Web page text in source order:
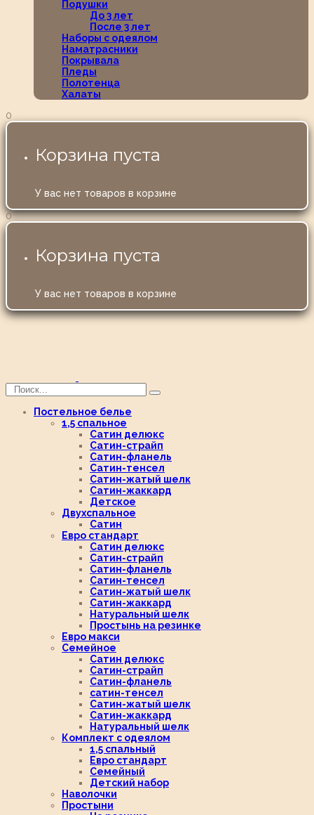
Подушки
До 3 лет
После 3 лет
Наборы с одеялом
Наматрасники
Покрывала
Пледы
Полотенца
Халаты
0
Корзина пуста
У вас нет товаров в корзине
0
Корзина пуста
У вас нет товаров в корзине
Постельное белье
1,5 спальное
Сатин делюкс
Сатин-страйп
Сатин-фланель
Сатин-тенсел
Сатин-жатый шелк
Сатин-жаккард
Детское
Двухспальное
Сатин
Евро стандарт
Сатин делюкс
Сатин-страйп
Сатин-фланель
Сатин-тенсел
Сатин-жатый шелк
Сатин-жаккард
Натуральный шелк
Простынь на резинке
Евро макси
Семейное
Сатин делюкс
Сатин-страйп
Сатин-фланель
сатин-тенсел
Сатин-жатый шелк
Сатин-жаккард
Натуральный шелк
Комплект с одеялом
1,5 спальный
Евро стандарт
Семейный
Детский набор
Наволочки
Простыни